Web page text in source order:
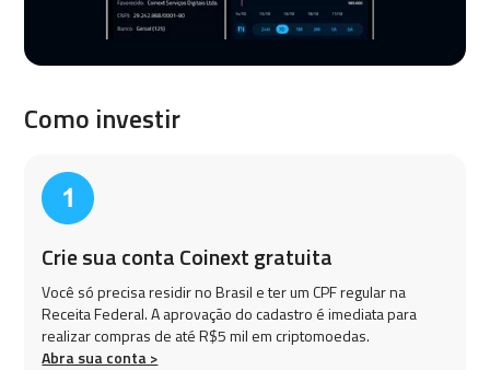
Como investir
Crie sua conta Coinext gratuita
Você só precisa residir no Brasil e ter um CPF regular na
Receita Federal. A aprovação do cadastro é imediata para
realizar compras de até R$5 mil em criptomoedas.
Abra sua conta >